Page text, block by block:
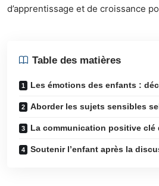
d’apprentissage et de croissance
Table des matières
Les émotions des enfants :
Aborder les sujets sensibles
La communication positive clé
Soutenir l’enfant après la